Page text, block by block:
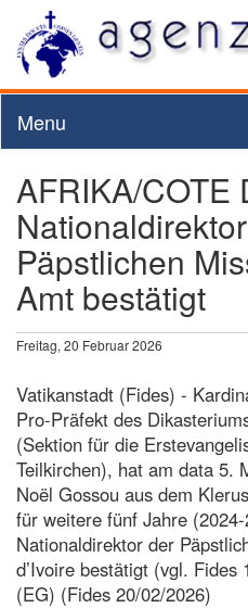
Menu
AFRIKA/COTE
Päpstlichen
Amt bestätigt
Freitag, 20 Februar 2026
Vatikanstadt (Fides) -
Pro-Präfekt des
(Sektion für die
Teilkirchen), hat am data 5.
Noël Gossou aus dem
für weitere fünf Jahre
Nationaldirektor der
d’Ivoire bestätigt (vgl. Fides
(EG) (Fides 20/02/2026)